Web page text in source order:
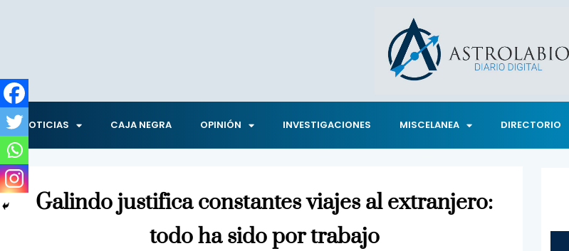
NOTICIAS CAJA NEGRA OPINIÓN INVESTIGACIONES MISCELANEA DIRECTORIO
Galindo justifica constantes viajes al extranjero:
todo ha sido por trabajo